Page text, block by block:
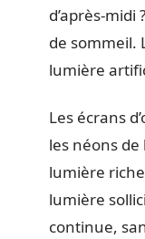
d’après-
de sommeil.
lumière
Les écrans
les néons
lumière
lumière
continue,